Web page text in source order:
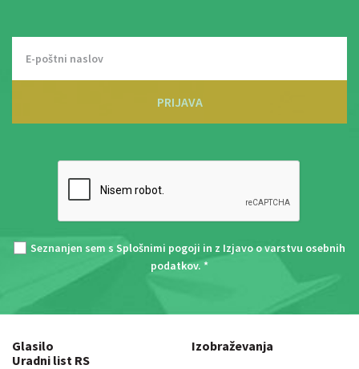
PRIJAVA
Seznanjen sem s Splošnimi pogoji in z Izjavo o varstvu osebnih
podatkov. *
Glasilo
Uradni list RS
Izobraževanja